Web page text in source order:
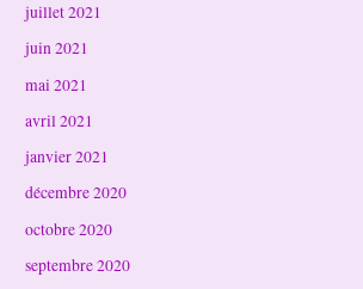
juillet 2021
juin 2021
mai 2021
avril 2021
janvier 2021
décembre 2020
octobre 2020
septembre 2020